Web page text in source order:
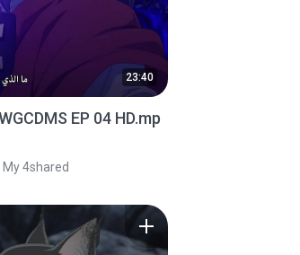
23:40
EP 04 HD.mp
My 4shared